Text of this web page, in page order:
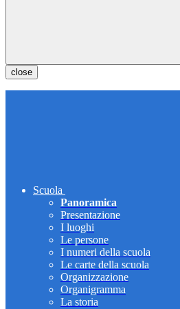
close
Scuola
Panoramica
Presentazione
I luoghi
Le persone
I numeri della scuola
Le carte della scuola
Organizzazione
Organigramma
La storia